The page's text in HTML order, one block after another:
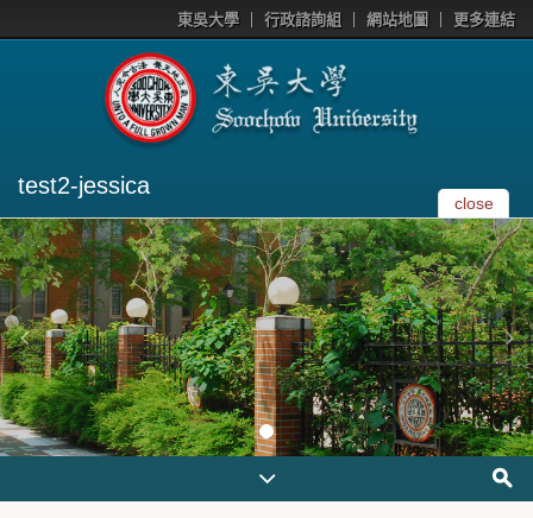
東吳大學 行政諮詢組 網站地圖 更多連結
test2-jessica
close